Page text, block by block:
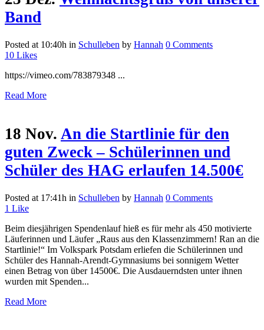
Band
Posted at 10:40h in Schulleben by Hannah 0 Comments
10 Likes
https://vimeo.com/783879348 ...
Read More
18 Nov. An die Startlinie für den
guten Zweck – Schülerinnen und
Schüler des HAG erlaufen 14.500€
Posted at 17:41h in Schulleben by Hannah 0 Comments
1 Like
Beim diesjährigen Spendenlauf hieß es für mehr als 450 motivierte
Läuferinnen und Läufer „Raus aus den Klassenzimmern! Ran an die
Startlinie!“ Im Volkspark Potsdam erliefen die Schülerinnen und
Schüler des Hannah-Arendt-Gymnasiums bei sonnigem Wetter
einen Betrag von über 14500€. Die Ausdauerndsten unter ihnen
wurden mit Spenden...
Read More